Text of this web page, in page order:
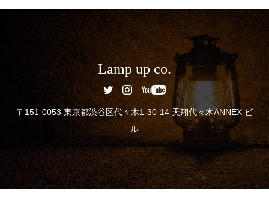
Lamp up co.
〒151-0053 東京都渋谷区代々木1-30-14 天翔代々木ANNEX ビ
ル